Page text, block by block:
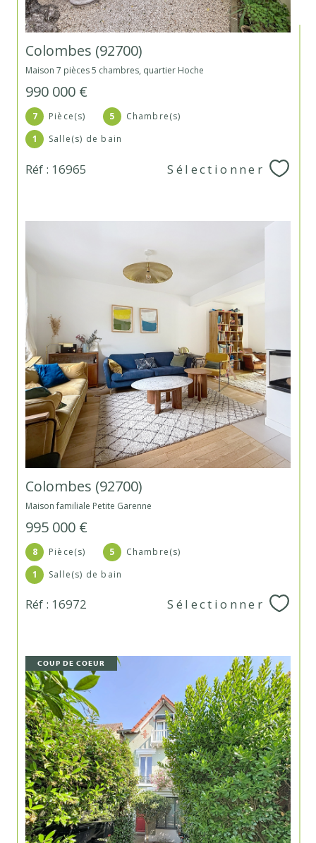
Colombes (92700)
Maison 7 pièces 5 chambres, quartier Hoche
990 000 €
7 Pièce(s) 5
Chambre(s)
1
Salle(s) de bain
Réf : 16965 Sélectionner
Colombes (92700)
Maison familiale Petite Garenne
995 000 €
8 Pièce(s) 5
Chambre(s)
1
Salle(s) de bain
Réf : 16972 Sélectionner
COUP DE COEUR